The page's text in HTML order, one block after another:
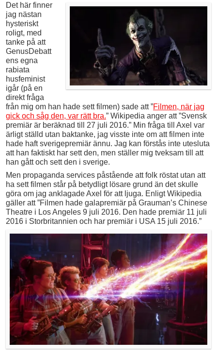
Det här finner
jag nästan
hysteriskt
roligt, med
tanke på att
GenusDebatt
ens egna
rabiata
husfeminist
igår (på en
direkt fråga
från mig om han hade sett filmen) sade att ”Filmen, när jag
gick och såg den, var rätt bra.” Wikipedia anger att ”Svensk
premiär är beräknad till 27 juli 2016.” Min fråga till Axel var
ärligt ställd utan baktanke, jag visste inte om att filmen inte
hade haft sverigepremiär ännu. Jag kan förstås inte utesluta
att han faktiskt har sett den, men ställer mig tveksam till att
han gått och sett den i sverige.
Men propaganda services påstående att folk röstat utan att
ha sett filmen står på betydligt lösare grund än det skulle
göra om jag anklagade Axel för att ljuga. Enligt Wikipedia
gäller att ”Filmen hade galapremiär på Grauman’s Chinese
Theatre i Los Angeles 9 juli 2016. Den hade premiär 11 juli
2016 i Storbritannien och har premiär i USA 15 juli 2016.”